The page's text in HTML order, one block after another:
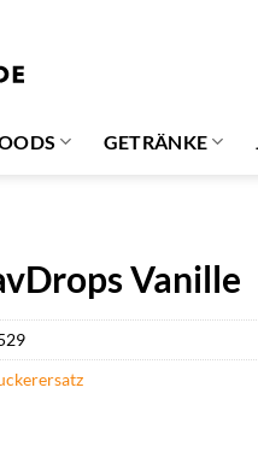
GETRÄNKE
Vanille